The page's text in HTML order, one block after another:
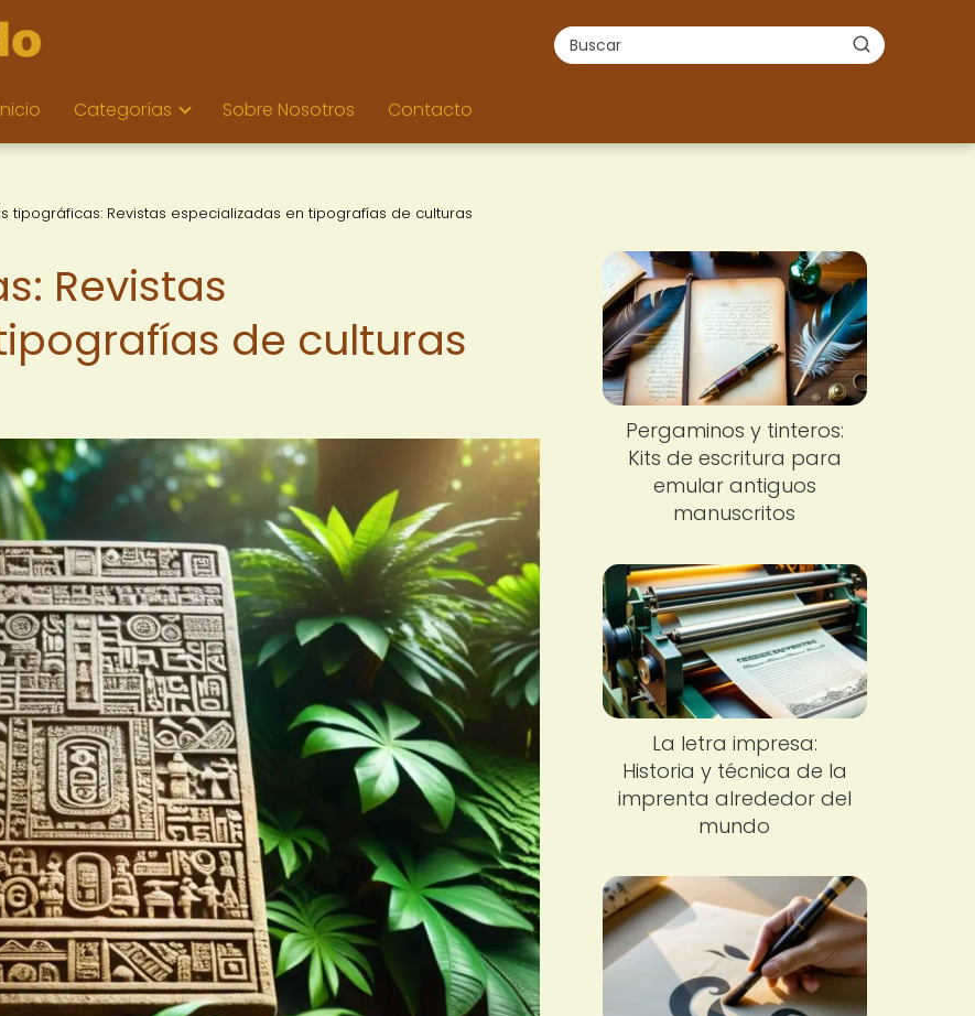
Categorías Sobre Nosotros Contacto
tipográficas: Revistas especializadas en tipografías de culturas
Revistas
de culturas
Pergaminos y tinteros:
Kits de escritura para
emular antiguos
manuscritos
La letra impresa:
Historia y técnica de la
imprenta alrededor del
mundo